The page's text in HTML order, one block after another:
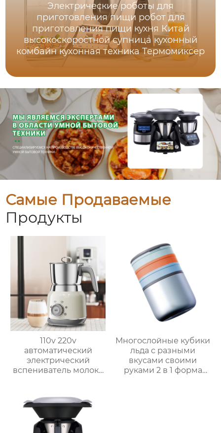
Электрические роботы для
приготовления пищи робот для
приготовления пищи кухня Китай
высокоскоростной супница кухонный
комбайн кухонная техника Термомиксер
Самые Продаваемые
Продукты
110v 220v
автоматический
электрический
вспениватель молока
приготовления
горячего шоколада
Многослойные кубики
льда с разными
вкусами своими
руками 2 в 1 форма